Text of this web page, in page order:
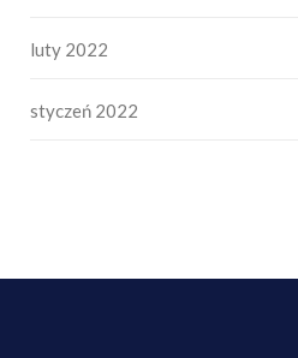
luty 2022
styczeń 2022